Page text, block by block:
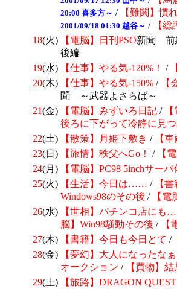
20:00 喜多方～ / 【難関】
2001/09/18 01:30 越谷～ / 【
18(火) 【電脳】日刊 PSO新聞 前
後編
19(水) 【仕事】やる気-120%！ /
20(木) 【仕事】やる気-150% / 【
聞 ～武器よさらば～
21(金) 【電脳】みずいろ日記 /
後ろに下がって冷静に見つ
22(土) 【散策】月姫下敷き / 【
23(日) 【旅情】秩父へGo！ / 【
24(月) 【電脳】PC98 5inchサー
25(火) 【生活】今日は…… /
【
Windows98のその後 / 【電
26(水) 【世相】パチンコ店にも
脳】Win98騒動その後 / 【
27(木) 【書籍】今日も今日とて /
28(金) 【夢幻】大人になったな
オークション / 【買物】
29(土) 【旅路】DRAGON QUEST